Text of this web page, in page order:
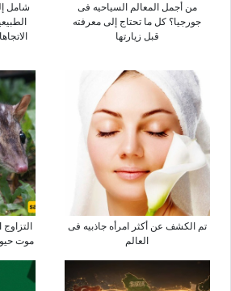
من أجمل المعالم السیاحیه فی
جورجیا؟ کل ما تحتاج إلى معرفته
قبل زیارتها
شامل
تم الکشف عن أکثر امرأه جاذبیه فی
العالم
موت